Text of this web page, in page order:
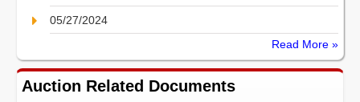
05/27/2024
Read More »
Auction Related Documents